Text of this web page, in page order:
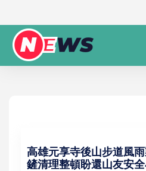
高雄元享寺後山步道風
鏟清理整頓盼還山友安